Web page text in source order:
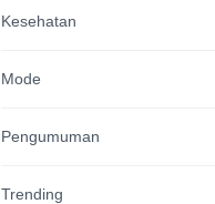
Kesehatan
Mode
Pengumuman
Trending